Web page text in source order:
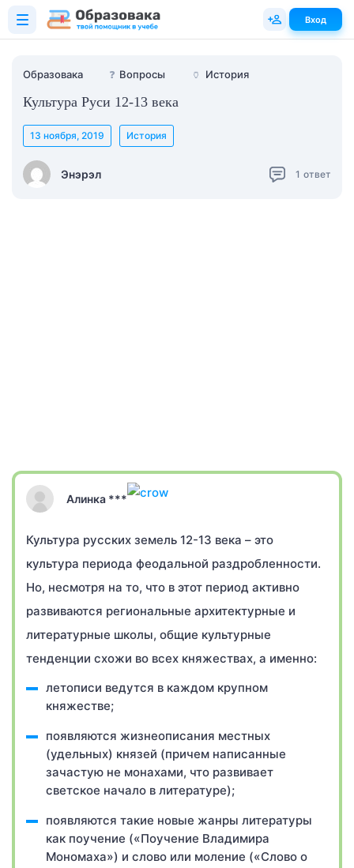
Образовака ❓ Вопросы 🏺 История
Культура Руси 12-13 века
Энэрэл
13 ноября, 2019 История
1 ответ
Алинка ***
Культура русских земель 12-13 века – это
культура периода феодальной раздробленности.
Но, несмотря на то, что в этот период активно
развиваются региональные архитектурные и
литературные школы, общие культурные
тенденции схожи во всех княжествах, а именно:
летописи ведутся в каждом крупном
княжестве;
появляются жизнеописания местных
(удельных) князей (причем написанные
зачастую не монахами, что развивает
светское начало в литературе);
появляются такие новые жанры литературы
как поучение («Поучение Владимира
Мономаха») и слово или моление («Слово о
Вход